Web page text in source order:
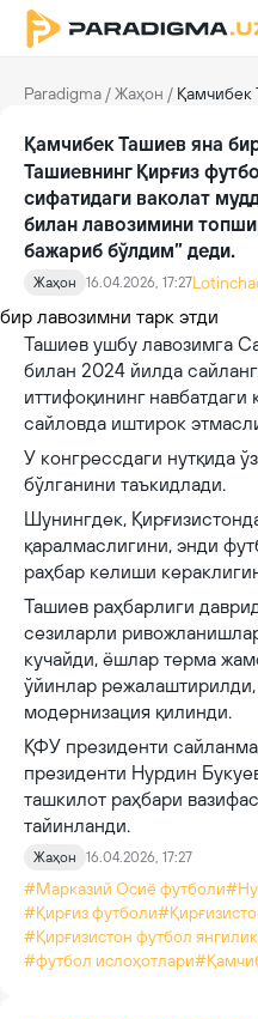
Paradigma /Жаҳон / Қамчибек
Қамчибек Ташиев яна
Ташиевнинг Қирғиз
сифатидаги ваколат
билан лавозимини
бажариб бўлдим” деди.
Жаҳон 16.04.2026, 17:27
Ташиев ушбу лавозимга
билан 2024 йилда
иттифоқининг
сайловда иштирок
У конгрессдаги нутқида
бўлганини таъкидлади.
Шунингдек,
қаралмаслигини, энди
раҳбар келиши
Ташиев раҳбарлиги
сезиларли
кучайди, ёшлар терма
ўйинлар
модернизация қилинди.
ҚФУ президенти
президенти Нурдин
ташкилот раҳбари
тайинланди.
Жаҳон 16.04.2026, 17:27
#Марказий Осиё футболи
#Қирғиз футболи
#Қирғизистон футбол
#футбол ислоҳотлари